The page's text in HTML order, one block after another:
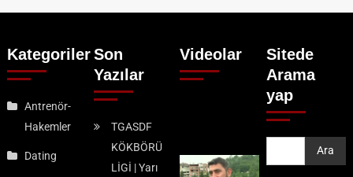
Kategoriler
Antrenör-
Hakemler
Dating
Son
Yazılar
TGASDF
KÖKBÖRÜ
LİGİ | Yarı
Videolar
Sitede
Arama
yap
Ara